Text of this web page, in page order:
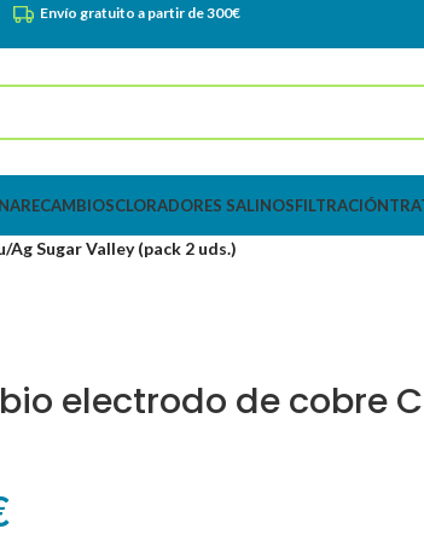
Envío gratuito a partir de 300€
RECAMBIOSCLORADORES SALINOSFILTRACIÓN
Sugar Valley (pack 2 uds.)
electrodo de cobre